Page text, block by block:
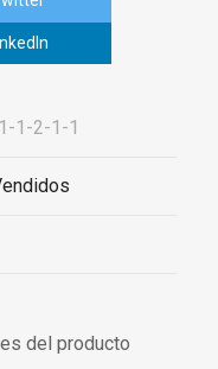
1-2-1-1
del producto